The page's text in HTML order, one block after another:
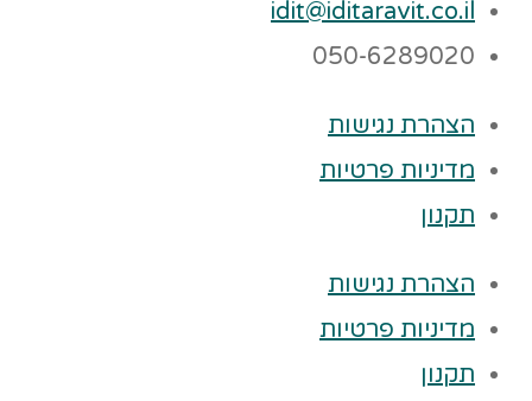
idit@iditaravit.co.il
050-6289020
הצהרת נגישות
מדיניות פרטיות
תקנון
הצהרת נגישות
מדיניות פרטיות
תקנון